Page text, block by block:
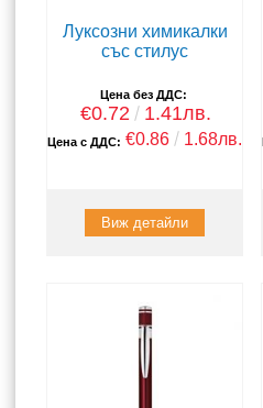
Луксозни химикалки
със стилус
Цена без ДДС:
€0.72 1.41лв.
Цена с ДДС: €0.86 1.68лв.
Виж детайли